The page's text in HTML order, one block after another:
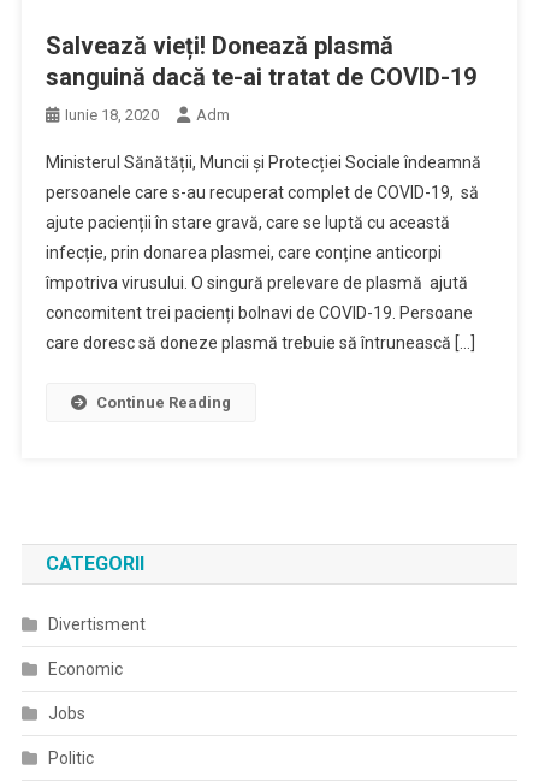
Salvează vieți! Donează plasmă
sanguină dacă te-ai tratat de COVID-19
Iunie 18, 2020 Adm
Ministerul Sănătății, Muncii și Protecției Sociale îndeamnă
persoanele care s-au recuperat complet de COVID-19, să
ajute pacienții în stare gravă, care se luptă cu această
infecție, prin donarea plasmei, care conține anticorpi
împotriva virusului. O singură prelevare de plasmă ajută
concomitent trei pacienți bolnavi de COVID-19. Persoane
care doresc să doneze plasmă trebuie să întrunească […]
Continue Reading
CATEGORII
Divertisment
Economic
Jobs
Politic